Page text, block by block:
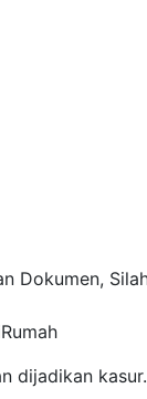
Dokumen,
dijadikan